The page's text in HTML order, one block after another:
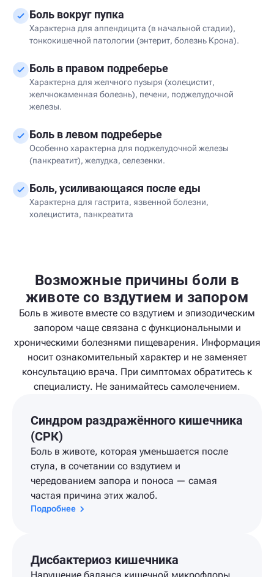
Боль вокруг пупка
Характерна для аппендицита (в начальной стадии),
тонкокишечной патологии (энтерит, болезнь Крона).
Боль в правом подреберье
Характерна для желчного пузыря (холецистит,
желчнокаменная болезнь), печени, поджелудочной
железы.
Боль в левом подреберье
Особенно характерна для поджелудочной железы
(панкреатит), желудка, селезенки.
Боль, усиливающаяся после еды
Характерна для гастрита, язвенной болезни,
холецистита, панкреатита
Возможные причины боли в
животе со вздутием и запором
Боль в животе вместе со вздутием и эпизодическим
запором чаще связана с функциональными и
хроническими болезнями пищеварения. Информация
носит ознакомительный характер и не заменяет
консультацию врача. При симптомах обратитесь к
специалисту. Не занимайтесь самолечением.
Синдром раздражённого кишечника
(СРК)
Боль в животе, которая уменьшается после
стула, в сочетании со вздутием и
чередованием запора и поноса — самая
частая причина этих жалоб.
Подробнее
Дисбактериоз кишечника